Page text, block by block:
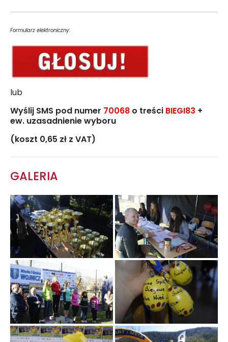
Formularz elektroniczny:
lub
Wyślij SMS pod numer 70068 o treści BIEGI83 +
ew. uzasadnienie wyboru
(koszt 0,65 zł z VAT)
GALERIA